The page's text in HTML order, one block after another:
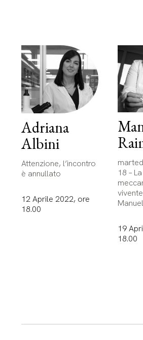
Adriana
Albini
Attenzione, l’incontro
è annullato
12 Aprile 2022, ore
18.00
18 –
19
18.00